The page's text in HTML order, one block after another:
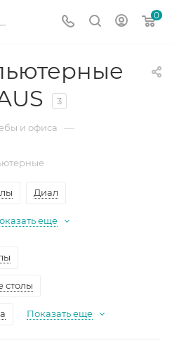
0
3
и офиса —
Диал
еще
столы
Показать еще